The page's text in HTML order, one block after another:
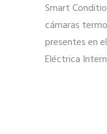
Smart
cámaras
presentes en
Eléctrica